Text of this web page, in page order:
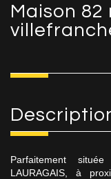
maison 82 m² - 5 pièces -
Parfaitement
LAURAGAIS, à